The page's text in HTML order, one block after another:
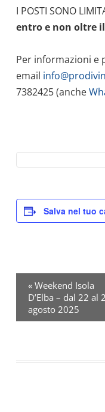
I POSTI SONO
entro e non oltre il
Per informazioni e
email
7382425 (anche
Salva nel tuo
v
« Weekend Isola
D’Elba – dal 22 al
agosto 2025